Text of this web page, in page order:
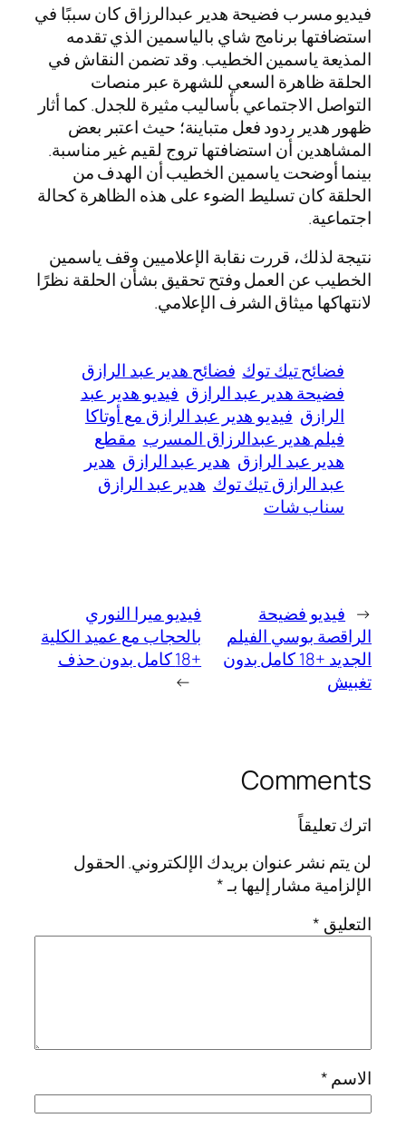
فيديو مسرب فضيحة هدير عبدالرزاق كان سببًا في
استضافتها برنامج شاي بالياسمين الذي تقدمه
المذيعة ياسمين الخطيب. وقد تضمن النقاش في
الحلقة ظاهرة السعي للشهرة عبر منصات
التواصل الاجتماعي بأساليب مثيرة للجدل. كما أثار
ظهور هدير ردود فعل متباينة؛ حيث اعتبر بعض
المشاهدين أن استضافتها تروج لقيم غير مناسبة.
بينما أوضحت ياسمين الخطيب أن الهدف من
الحلقة كان تسليط الضوء على هذه الظاهرة كحالة
اجتماعية.
نتيجة لذلك، قررت نقابة الإعلاميين وقف ياسمين
الخطيب عن العمل وفتح تحقيق بشأن الحلقة نظرًا
لانتهاكها ميثاق الشرف الإعلامي.
فضائح تيك توك فضائح هدير عبد الرازق
فضيحة هدير عبد الرازق فيديو هدير عبد
الرازق فيديو هدير عبد الرازق مع أوتاكا
فيلم هدير عبدالرزاق المسرب مقطع
هدير عبد الرازق هدير عبد الرازق هدير
عبد الرازق تيك توك هدير عبد الرازق
سناب شات
← فيديو فضيحة
الراقصة بوسي الفيلم
الجديد +18 كامل بدون
تغبيش
فيديو ميرا النوري
بالحجاب مع عميد الكلية
+18 كامل بدون حذف
→
Comments
اترك تعليقاً
لن يتم نشر عنوان بريدك الإلكتروني.الحقول
الإلزامية مشار إليها بـ*
التعليق *
الاسم*